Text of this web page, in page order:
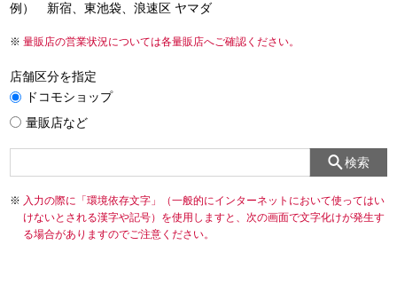
例） 新宿、東池袋、浪速区 ヤマダ
量販店の営業状況については各量販店へご確認ください。
店舗区分を指定
ドコモショップ
量販店など
検索
入力の際に「環境依存文字」（一般的にインターネットにおいて使ってはい
けないとされる漢字や記号）を使用しますと、次の画面で文字化けが発生す
る場合がありますのでご注意ください。